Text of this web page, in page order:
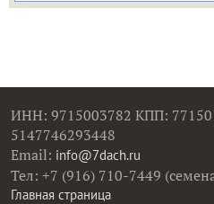
ИНН: 9715003782 КПП:
5147746293448
Email: info@7dach.ru
Тел: +7 (916) 710-7449
Главная страница